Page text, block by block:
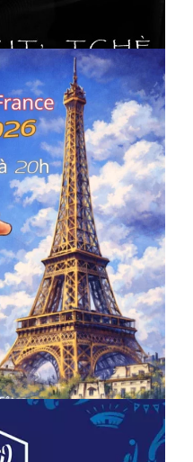
JEUNESSE & SPORTS
de la FYYA